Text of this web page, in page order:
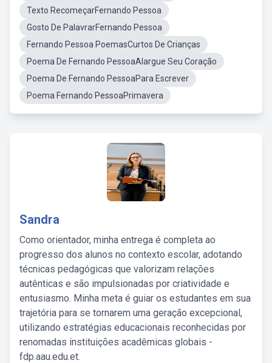
Texto RecomeçarFernando Pessoa
Gosto De PalavrarFernando Pessoa
Fernando Pessoa PoemasCurtos De Crianças
Poema De Fernando PessoaAlargue Seu Coração
Poema De Fernando PessoaPara Escrever
Poema Fernando PessoaPrimavera
Sandra
Como orientador, minha entrega é completa ao
progresso dos alunos no contexto escolar, adotando
técnicas pedagógicas que valorizam relações
autênticas e são impulsionadas por criatividade e
entusiasmo. Minha meta é guiar os estudantes em sua
trajetória para se tornarem uma geração excepcional,
utilizando estratégias educacionais reconhecidas por
renomadas instituições acadêmicas globais -
fdp.aau.edu.et.